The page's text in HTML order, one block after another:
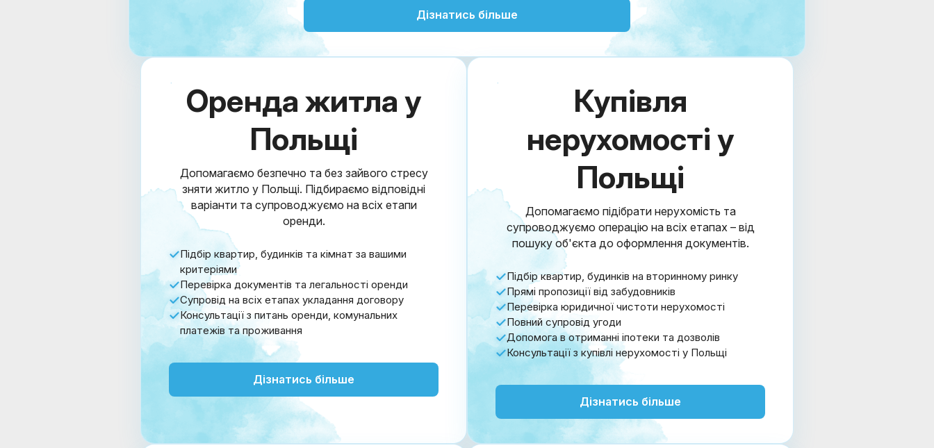
Дізнатись більше
Оренда житла у
Польщі
Допомагаємо безпечно та без зайвого стресу
зняти житло у Польщі. Підбираємо відповідні
варіанти та супроводжуємо на всіх етапи
оренди.
Підбір квартир, будинків та кімнат за вашими
критеріями
Перевірка документів та легальності оренди
Супровід на всіх етапах укладання договору
Консультації з питань оренди, комунальних
платежів та проживання
Дізнатись більше
Купівля
нерухомості у
Польщі
Допомагаємо підібрати нерухомість та
супроводжуємо операцію на всіх етапах – від
пошуку об'єкта до оформлення документів.
Підбір квартир, будинків на вторинному ринку
Прямі пропозиції від забудовників
Перевірка юридичної чистоти нерухомості
Повний супровід угоди
Допомога в отриманні іпотеки та дозволів
Консультації з купівлі нерухомості у Польщі
Дізнатись більше